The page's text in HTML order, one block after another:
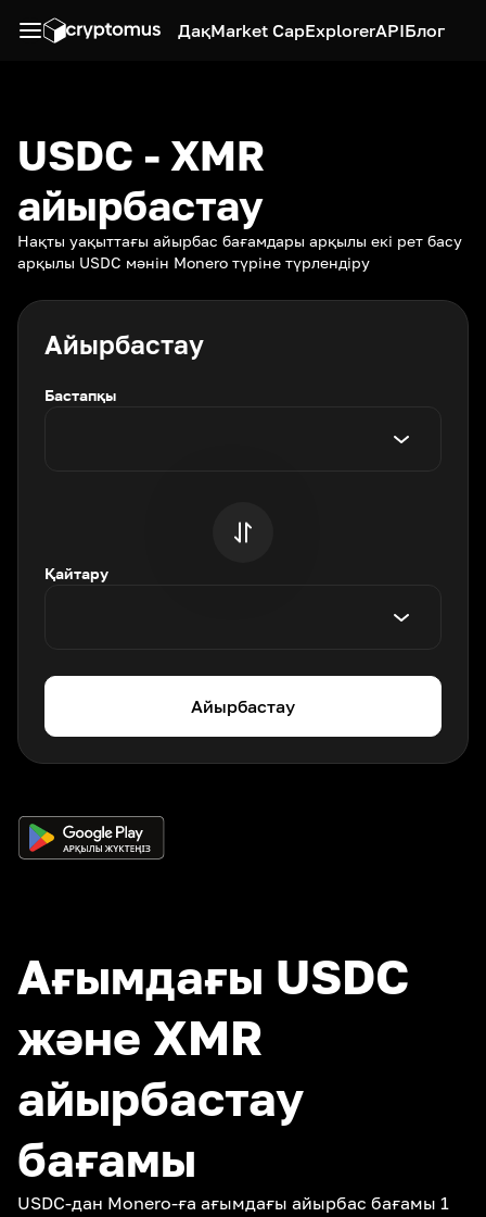
ДақMarket CapExplorerAPIБлог
USDC - XMR
айырбастау
Нақты уақыттағы айырбас бағамдары арқылы екі рет басу
арқылы USDC мәнін Monero түріне түрлендіру
Айырбастау
Бастапқы
Қайтару
Айырбастау
Ағымдағы USDC
және XMR
айырбастау
бағамы
USDC-дан Monero-ға ағымдағы айырбас бағамы 1